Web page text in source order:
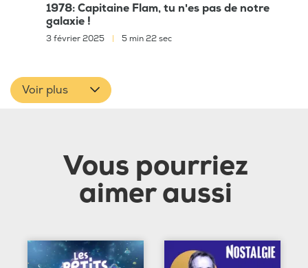
1978: Capitaine Flam, tu n'es pas de notre
galaxie !
3 février 2025 | 5 min 22 sec
Voir plus
Vous pourriez
aimer aussi